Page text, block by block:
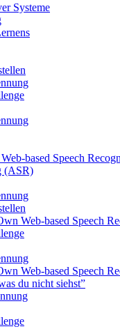
Systeme
based Speech
(ASR)
Web-based Speech
Web-based Speech
du nicht siehst”